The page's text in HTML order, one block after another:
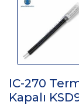
IC-270
Kapalı